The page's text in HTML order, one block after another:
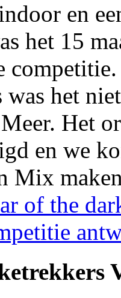
en
het 15
het
Het
en we
Mix
of the